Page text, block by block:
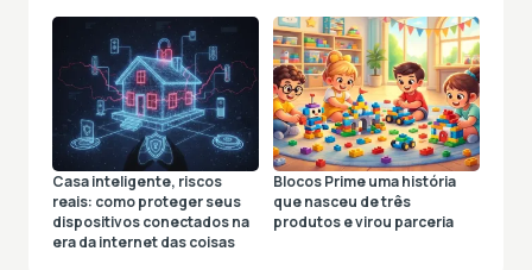
Casa inteligente, riscos
reais: como proteger seus
dispositivos conectados na
era da internet das coisas
Blocos Prime uma história
que nasceu de três
produtos e virou parceria